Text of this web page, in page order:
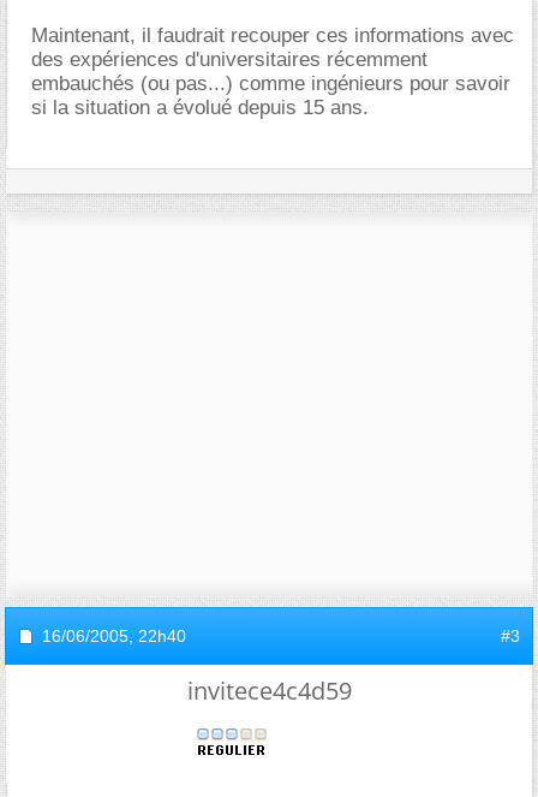
Maintenant, il faudrait recouper ces informations avec
des expériences d'universitaires récemment
embauchés (ou pas...) comme ingénieurs pour savoir
si la situation a évolué depuis 15 ans.
16/06/2005, 22h40 #3
invitece4c4d59